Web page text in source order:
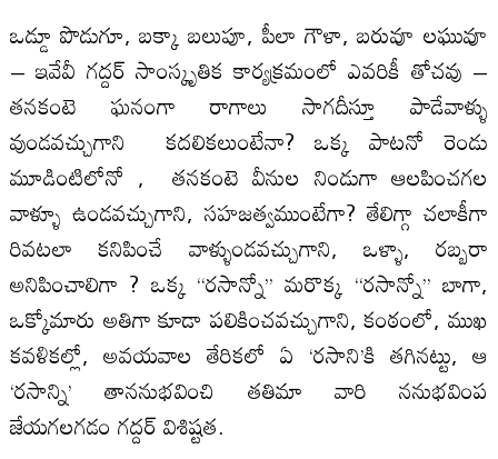
ఒడ్డూ పొడుగూ, బక్కా బలుపూ, పీలా గౌళా, బరువూ లఘువూ
– ఇవేవీ గద్దర్‌ సాంస్కృతిక కార్యక్రమంలో ఎవరికీ తోచవు –
తనకంటె ఘనంగా రాగాలు సాగదీస్తూ పాడేవాళ్ళు
వుండవచ్చుగాని కదలికలుంటేనా? ఒక్క పాటనో రెండు
మూడింటిలోనో , తనకంటె వీనుల నిండుగా ఆలపించగల
వాళ్ళూ ఉండవచ్చుగాని, సహజత్వముంటేగా? తేలిగ్గా చలాకీగా
రివటలా కనిపించే వాళ్ళుండవచ్చుగాని, ఒళ్ళా, రబ్బరా
అనిపించాలిగా ? ఒక్క ‘‘రసాన్నో’’ మరొక్క ‘‘రసాన్నో’’ బాగా,
ఒక్కోమారు అతిగా కూడా పలికించవచ్చుగాని, కంఠంలో, ముఖ
కవళికల్లో, అవయవాల తేరికలో ఏ ‘రసాని’కి తగినట్టు, ఆ
‘రసాన్ని’ తాననుభవించి తతిమా వారి ననుభవింప
జేయగలగడం గద్దర్‌ విశిష్టత.